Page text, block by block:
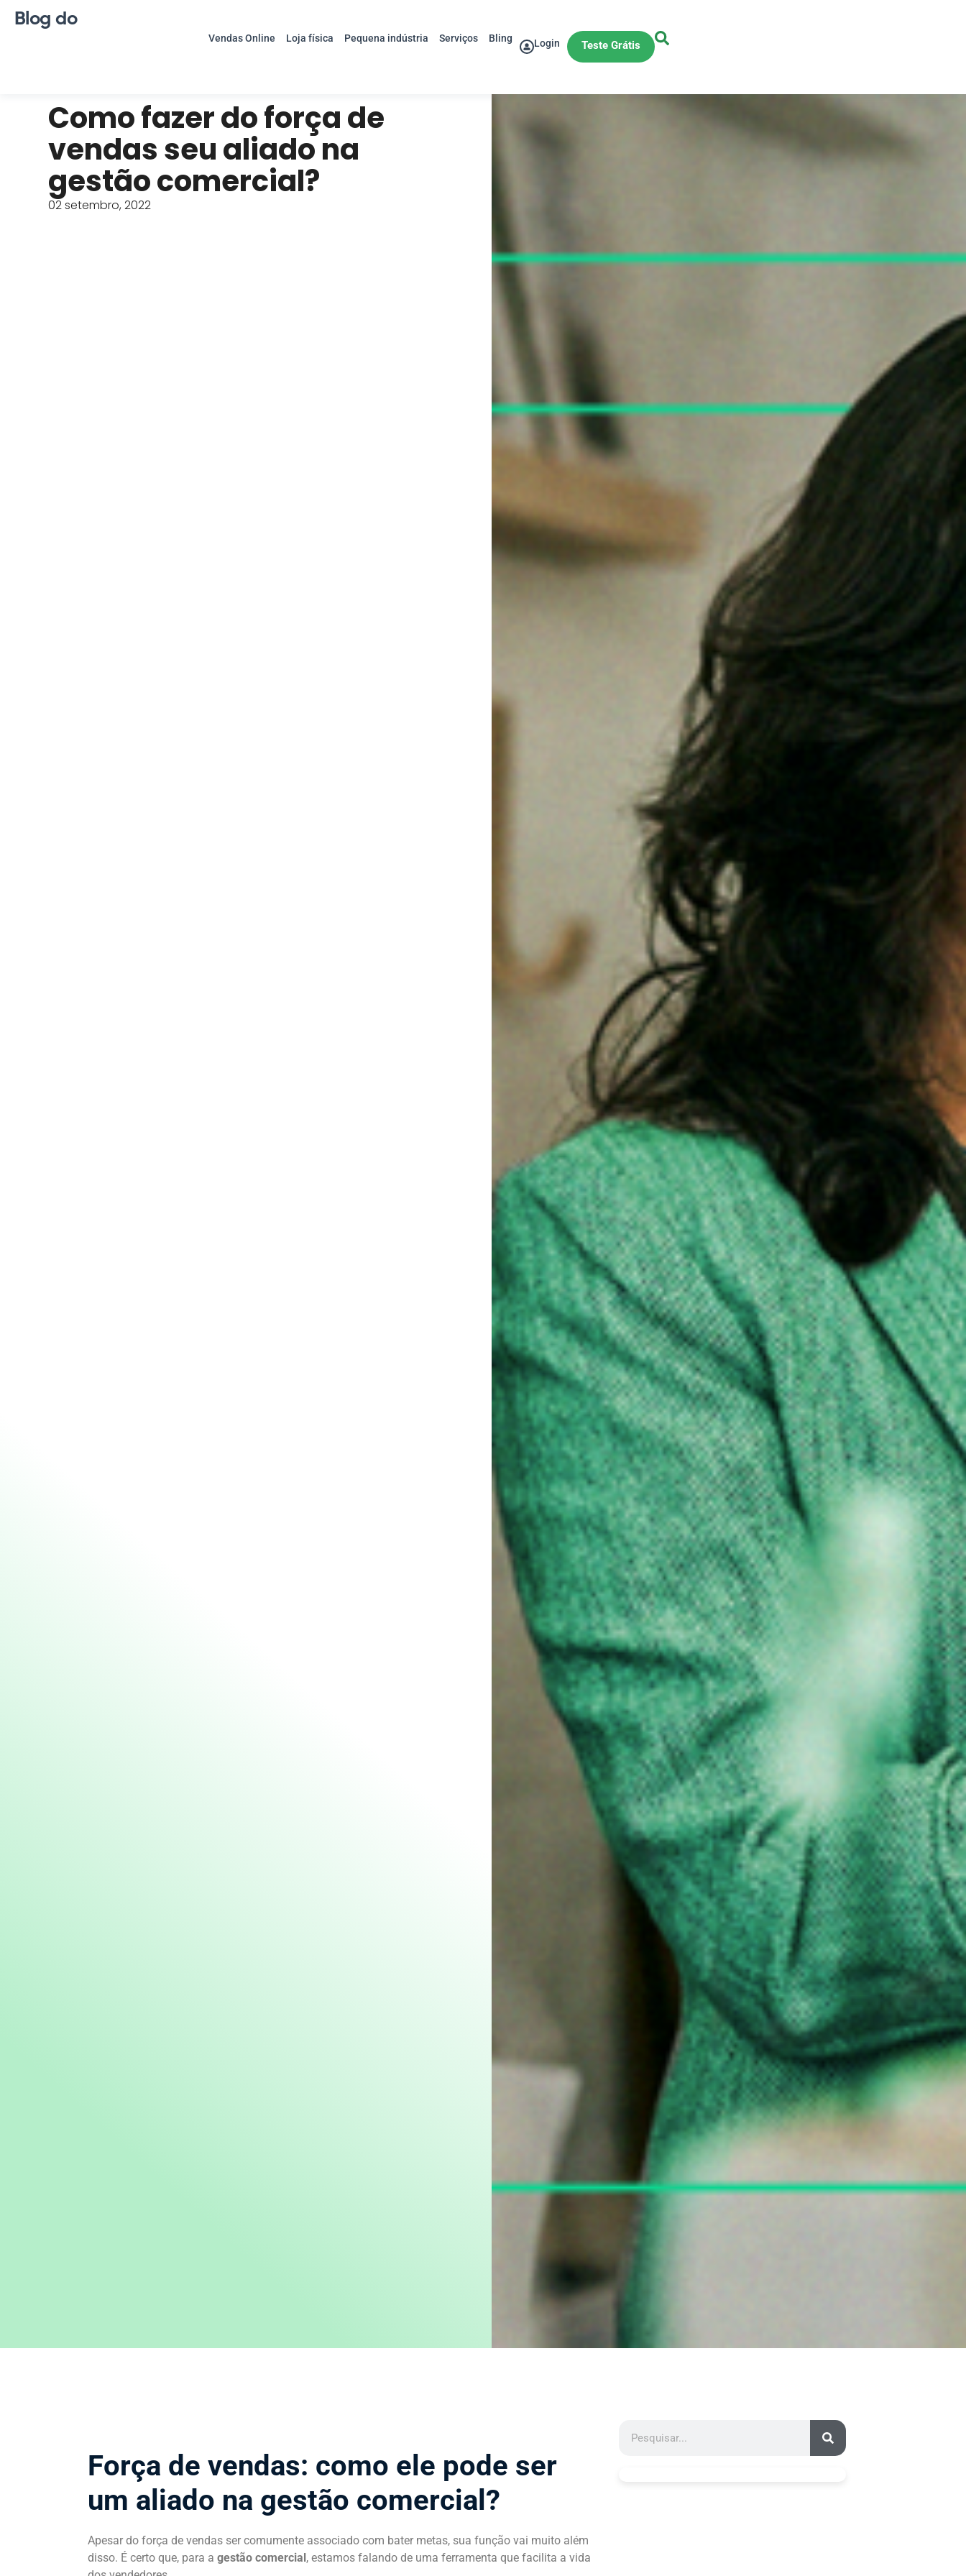
Blog do
Vendas Online Loja física Pequena indústria Serviços Bling Login Teste Grátis
Como fazer do força de
vendas seu aliado na
gestão comercial?
02 setembro, 2022
Força de vendas: como ele pode ser
um aliado na gestão comercial?
Apesar do força de vendas ser comumente associado com bater metas, sua função vai muito além
disso. É certo que, para a gestão comercial, estamos falando de uma ferramenta que facilita a vida